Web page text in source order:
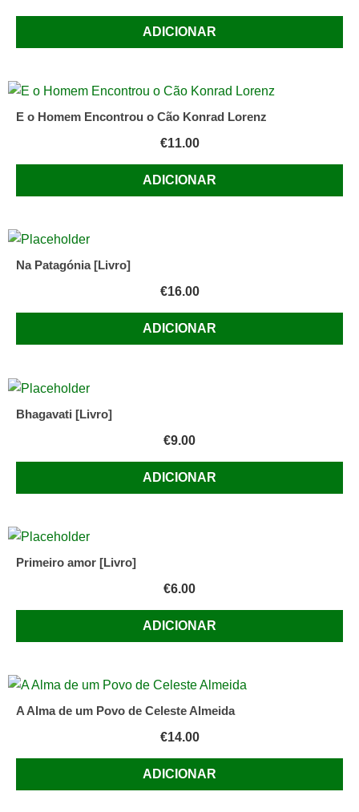
ADICIONAR
E o Homem Encontrou o Cão Konrad Lorenz
€11.00
ADICIONAR
Na Patagónia [Livro]
€16.00
ADICIONAR
Bhagavati [Livro]
€9.00
ADICIONAR
Primeiro amor [Livro]
€6.00
ADICIONAR
A Alma de um Povo de Celeste Almeida
€14.00
ADICIONAR